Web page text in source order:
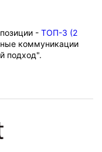
- ТОП-3 (2
коммуникации
подход".